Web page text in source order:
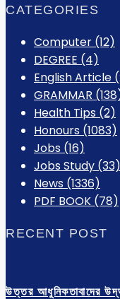
CATEGORIES
Computer (12)
DEGREE (4)
English Article
GRAMMAR
Health Tips (2)
Honours (1083)
Jobs (16)
Jobs Study (33)
News (1336)
PDF BOOK (78)
RECENT POST
উত্তর আধুনিকতাবাদের